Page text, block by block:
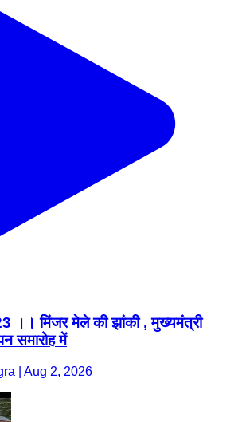
।। मिंजर मेले की झांकी , मुख्यमंत्री
समारोह में
| Aug 2, 2026